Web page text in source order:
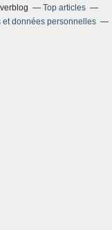
Top articles
et données personnelles